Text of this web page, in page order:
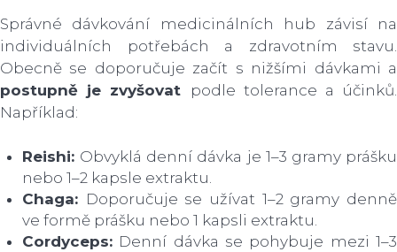
Správné dávkování medicinálních hub závisí na
individuálních potřebách a zdravotním stavu.
Obecně se doporučuje začít s nižšími dávkami a
postupně je zvyšovat
podle tolerance a účinků.
Například:
Reishi: Obvyklá denní dávka je 1–3 gramy prášku
nebo 1–2 kapsle extraktu.
Chaga: Doporučuje se užívat 1–2 gramy denně
ve formě prášku nebo 1 kapsli extraktu.
Cordyceps: Denní dávka se pohybuje mezi 1–3